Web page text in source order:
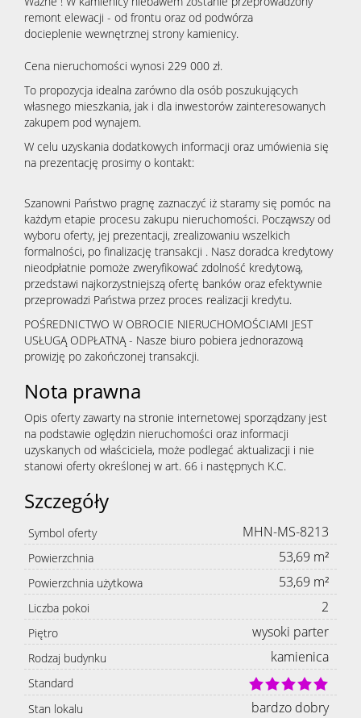
remont elewacji - od frontu oraz od podwórza
docieplenie wewnętrznej strony kamienicy.
Cena nieruchomości wynosi 229 000 zł.
To propozycja idealna zarówno dla osób poszukujących
własnego mieszkania, jak i dla inwestorów zainteresowanych
zakupem pod wynajem.
W celu uzyskania dodatkowych informacji oraz umówienia się
na prezentację prosimy o kontakt:
Szanowni Państwo pragnę zaznaczyć iż staramy się pomóc na
każdym etapie procesu zakupu nieruchomości. Począwszy od
wyboru oferty, jej prezentacji, zrealizowaniu wszelkich
formalności, po finalizację transakcji . Nasz doradca kredytowy
nieodpłatnie pomoże zweryfikować zdolność kredytową,
przedstawi najkorzystniejszą ofertę banków oraz efektywnie
przeprowadzi Państwa przez proces realizacji kredytu.
POŚREDNICTWO W OBROCIE NIERUCHOMOŚCIAMI JEST
USŁUGĄ ODPŁATNĄ - Nasze biuro pobiera jednorazową
prowizję po zakończonej transakcji.
Nota prawna
Opis oferty zawarty na stronie internetowej sporządzany jest
na podstawie oględzin nieruchomości oraz informacji
uzyskanych od właściciela, może podlegać aktualizacji i nie
stanowi oferty określonej w art. 66 i następnych K.C.
Szczegóły
Symbol oferty MHN-MS-8213
Powierzchnia 53,69 m²
Powierzchnia użytkowa 53,69 m²
Liczba pokoi 2
Piętro wysoki parter
Rodzaj budynku kamienica
Standard
Stan lokalu
bardzo dobry